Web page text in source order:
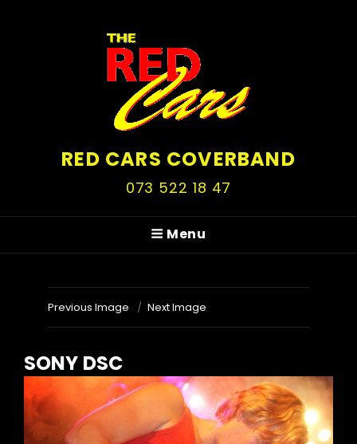
RED CARS COVERBAND
073 522 18 47
Menu
Previous Image Next Image
SONY DSC